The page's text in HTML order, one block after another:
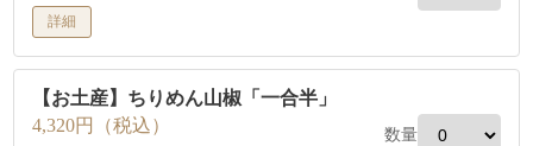
詳細
【お土産】ちりめん山椒「一合半」
4,320円（税込）
数量